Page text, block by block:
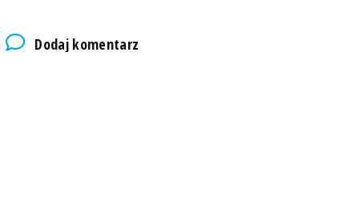
Dodaj komentarz